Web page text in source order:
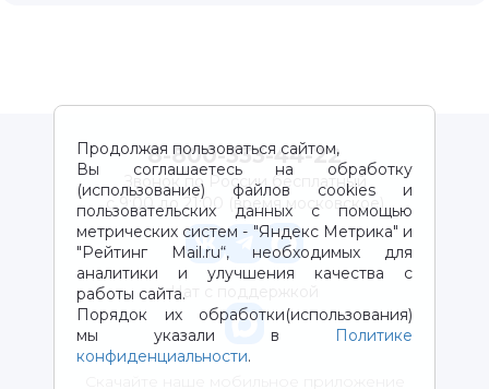
Продолжая пользоваться сайтом,
Вы соглашаетесь на обработку
(использование) файлов cookies и
пользовательских данных с помощью
метрических систем - "Яндекс Метрика" и
"Рейтинг Mail.ru“, необходимых для
аналитики и улучшения качества с
работы сайта.
Порядок их обработки(использования)
мы указали в
Политике
конфиденциальности.
8-800-333-44-22
Звонок по России бесплатный
с 9:00 до 21:00 (время московское)
Чат с поддержкой